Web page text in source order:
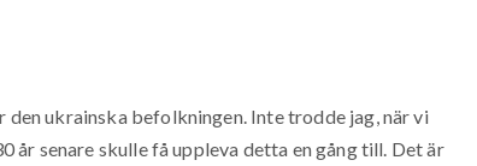
ukrainska befolkningen. Inte trodde jag, när vi
senare skulle få uppleva detta en gång till. Det är